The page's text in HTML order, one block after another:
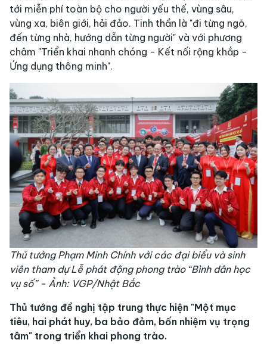
tới miễn phí toàn bộ cho người yếu thế, vùng sâu,
vùng xa, biên giới, hải đảo. Tinh thần là "đi từng ngõ,
đến từng nhà, hướng dẫn từng người" và với phương
châm "Triển khai nhanh chóng - Kết nối rộng khắp -
Ứng dụng thông minh".
Thủ tướng Phạm Minh Chính với các đại biểu và sinh
viên tham dự Lễ phát động phong trào “Bình dân học
vụ số” - Ảnh: VGP/Nhật Bắc
Thủ tướng đề nghị tập trung thực hiện "Một mục
tiêu, hai phát huy, ba bảo đảm, bốn nhiệm vụ trọng
tâm" trong triển khai phong trào.